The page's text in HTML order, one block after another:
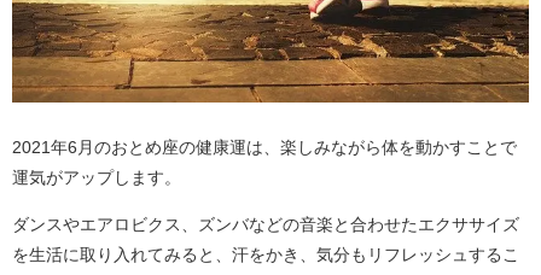
2021年6月のおとめ座の健康運は、楽しみながら体を動かすことで
運気がアップします。
ダンスやエアロビクス、ズンバなどの音楽と合わせたエクササイズ
を生活に取り入れてみると、汗をかき、気分もリフレッシュするこ